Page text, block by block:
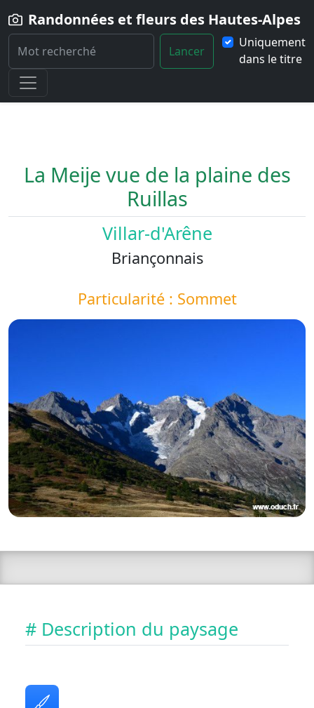
Randonnées et fleurs des Hautes-Alpes
Lancer
Uniquement
dans le titre
Home
Paysage
La-Meije-vue-de-la-plaine-des-Ruillas
La Meije vue de la plaine des
Ruillas
Villar-d'Arêne
Briançonnais
Particularité : Sommet
# Description du paysage